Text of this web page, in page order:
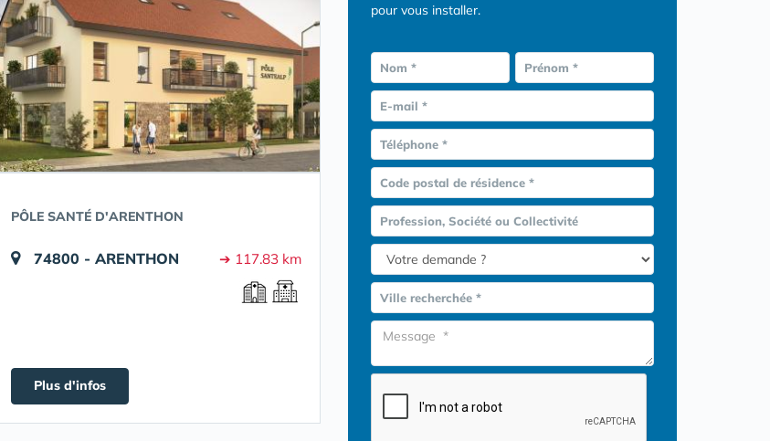
PÔLE SANTÉ D'ARENTHON
74800 - ARENTHON ➔ 117.83 km
Plus d'infos
pour vous installer.
Nom * Prénom *
E-mail *
Téléphone *
Code postal de résidence *
Profession, Société ou Collectivité
Ville recherchée *